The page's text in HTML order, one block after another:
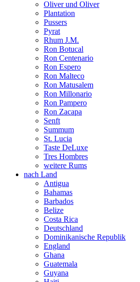
Oliver und Oliver
Plantation
Pussers
Pyrat
Rhum J.M.
Ron Botucal
Ron Centenario
Ron Espero
Ron Malteco
Ron Matusalem
Ron Millonario
Ron Pampero
Ron Zacapa
Senft
Summum
St. Lucia
Taste DeLuxe
Tres Hombres
weitere Rums
nach Land
Antigua
Bahamas
Barbados
Belize
Costa Rica
Deutschland
Dominikanische Republik
England
Ghana
Guatemala
Guyana